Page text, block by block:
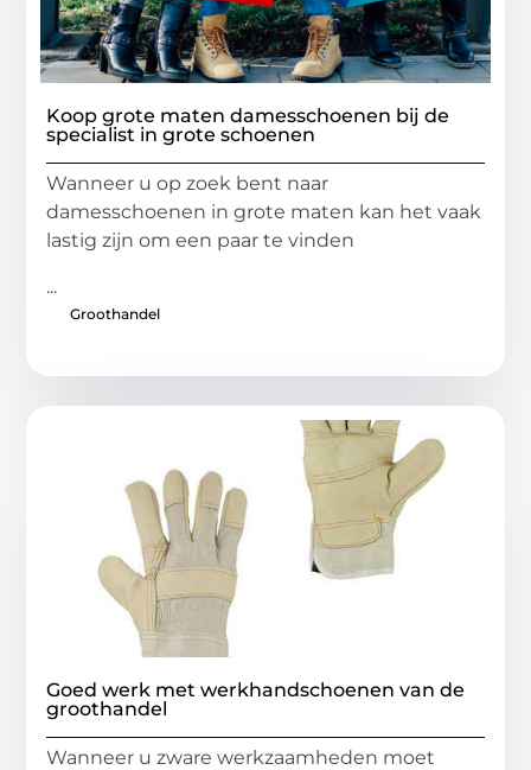
Koop grote maten damesschoenen bij de
specialist in grote schoenen
Wanneer u op zoek bent naar
damesschoenen in grote maten kan het vaak
lastig zijn om een paar te vinden
...
Groothandel
Goed werk met werkhandschoenen van de
groothandel
Wanneer u zware werkzaamheden moet